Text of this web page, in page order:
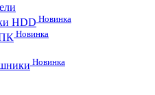
HDD Новинка
ПК Новинка
Новинка